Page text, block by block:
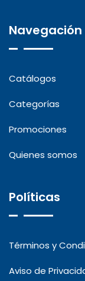
Navegación
Catálogos
Categorías
Promociones
Quienes somos
Políticas
Términos y
Aviso de